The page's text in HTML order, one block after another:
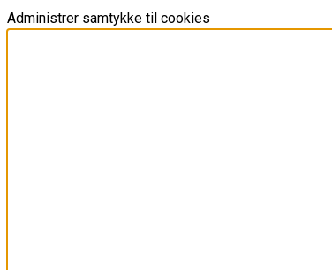
Administrer samtykke til cookies